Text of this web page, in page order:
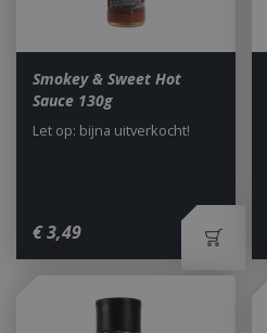
Smokey & Sweet Hot
Sauce 130g
€3,49
Let op: bijna uitverkocht!